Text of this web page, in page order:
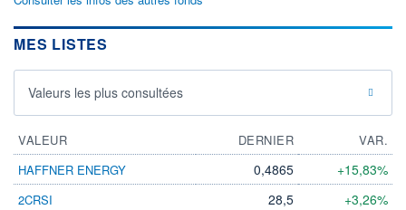
MES LISTES
Valeurs les plus consultées
VALEUR DERNIER
VAR.
HAFFNER ENERGY
0,4865 +15,83%
2CRSI 28,5 +3,26%